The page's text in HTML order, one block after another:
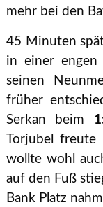
mehr bei den
45 Minuten
in einer
seinen
früher
Serkan beim
Torjubel freute
wollte wohl
auf den Fuß
Bank Platz